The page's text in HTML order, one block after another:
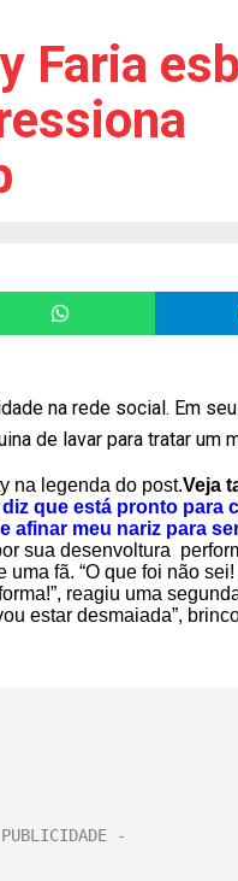
Faria
na rede social. Em
de lavar para tratar um
na legenda do post.Veja
que está pronto para
afinar meu nariz para
sua desenvoltura
fã. “O que foi não
reagiu uma
estar desmaiada”,